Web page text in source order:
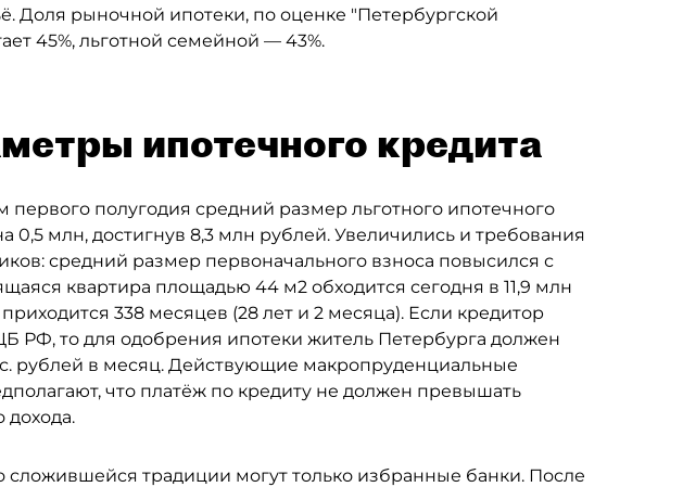
Доля рыночной ипотеки, по оценке "Петербургской
45%, льготной семейной — 43%.
ипотечного кредита
первого полугодия средний размер льготного ипотечного
0,5 млн, достигнув 8,3 млн рублей. Увеличились и требования
средний размер первоначального взноса повысился с
квартира площадью 44 м2 обходится сегодня в 11,9 млн
338 месяцев (28 лет и 2 месяца). Если кредитор
РФ, то для одобрения ипотеки житель Петербурга должен
рублей в месяц. Действующие макропруденциальные
что платёж по кредиту не должен превышать
дохода.
сложившейся традиции могут только избранные банки. После